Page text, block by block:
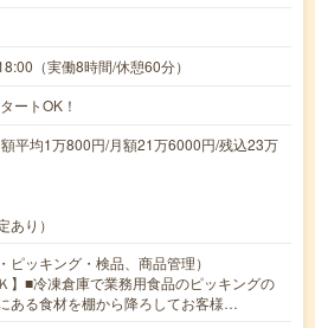
（実働8時間/休憩60分）
ートOK！
平均1万800円/月額21万6000円/残込23万
あり）
ピッキング・検品、商品管理）
】■冷凍倉庫で業務用食品のピッキングの
ある食材を棚から降ろしてお客様…